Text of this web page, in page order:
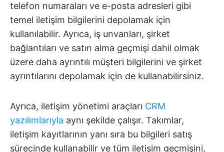
telefon numaraları ve e-posta adresleri gibi
temel iletişim bilgilerini depolamak için
kullanılabilir. Ayrıca, iş unvanları, şirket
bağlantıları ve satın alma geçmişi dahil olmak
üzere daha ayrıntılı müşteri bilgilerini ve şirket
ayrıntılarını depolamak için de kullanabilirsiniz.
Ayrıca, iletişim yönetimi araçları CRM
yazılımlarıyla aynı şekilde çalışır. Takımlar,
iletişim kayıtlarının yanı sıra bu bilgileri satış
sürecinde kullanabilir ve tüm iletişim geçmişini,